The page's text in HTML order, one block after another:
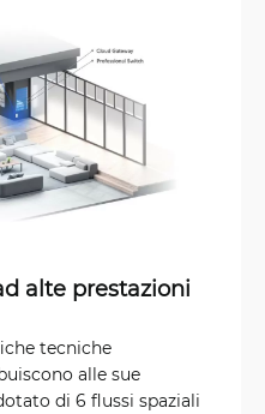
alte prestazioni
tecniche
alle sue
di 6 flussi spaziali